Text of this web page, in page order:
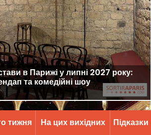
в Парижі у липні 2027 року:
та комедійні шоу
тижня На цих вихідних Підĸазĸи